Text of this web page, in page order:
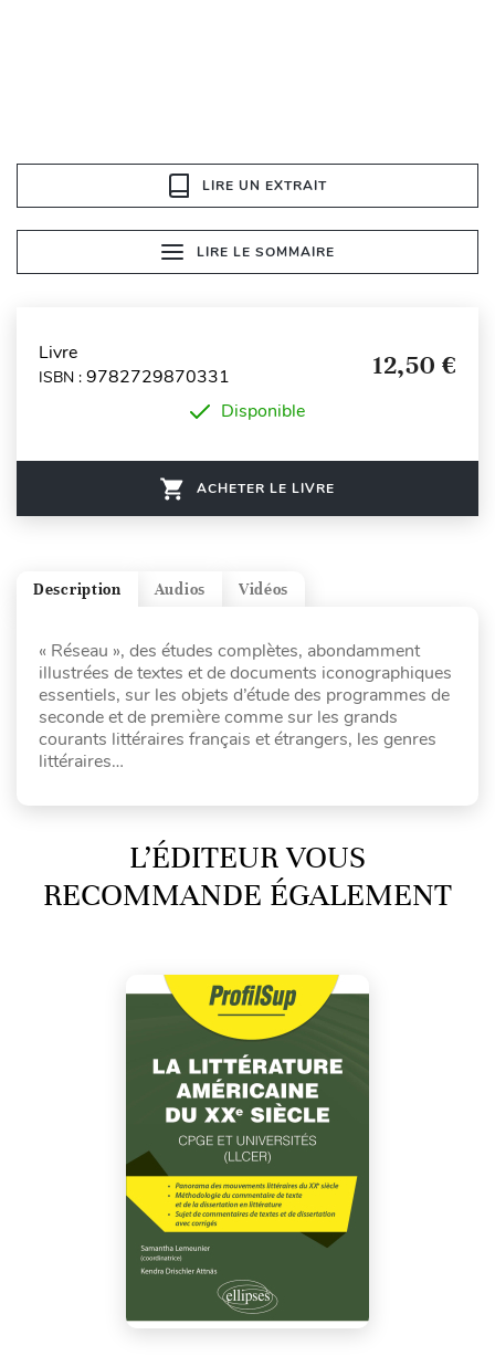
LIRE UN EXTRAIT
LIRE LE SOMMAIRE
Livre
ISBN : 9782729870331 12,50 €
Disponible
ACHETER LE LIVRE
Vidéos
Audios
Description
« Réseau », des études complètes, abondamment
illustrées de textes et de documents iconographiques
essentiels, sur les objets d’étude des programmes de
seconde et de première comme sur les grands
courants littéraires français et étrangers, les genres
littéraires…
L’ÉDITEUR VOUS
RECOMMANDE ÉGALEMENT